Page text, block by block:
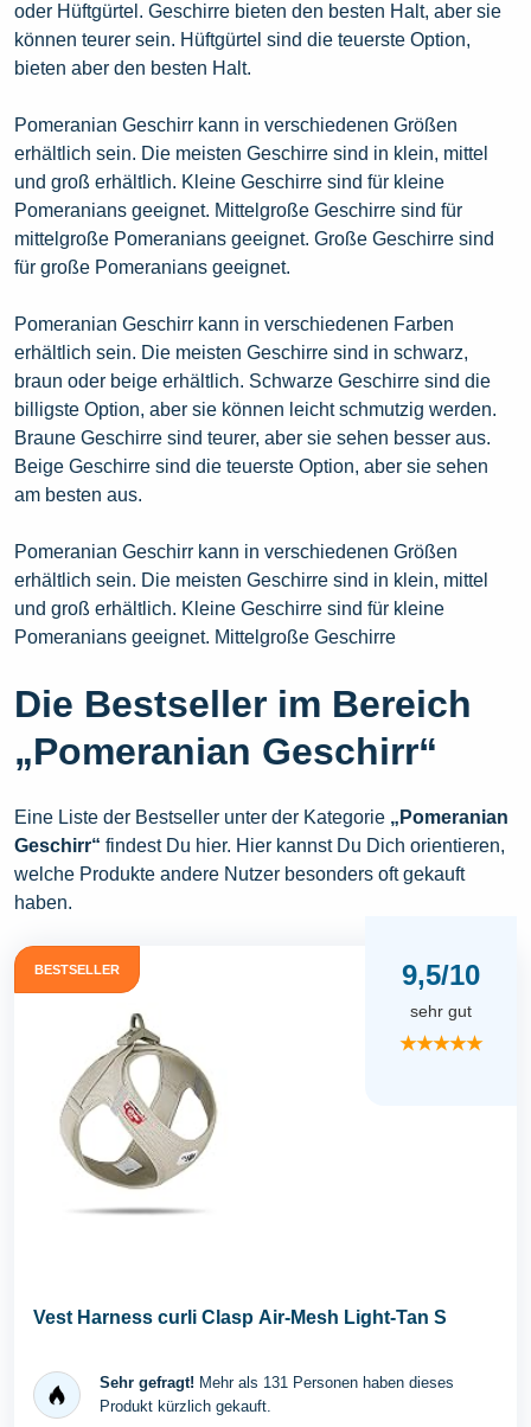
oder Hüftgürtel. Geschirre bieten den besten Halt, aber sie
können teurer sein. Hüftgürtel sind die teuerste Option,
bieten aber den besten Halt.
Pomeranian Geschirr kann in verschiedenen Größen
erhältlich sein. Die meisten Geschirre sind in klein, mittel
und groß erhältlich. Kleine Geschirre sind für kleine
Pomeranians geeignet. Mittelgroße Geschirre sind für
mittelgroße Pomeranians geeignet. Große Geschirre sind
für große Pomeranians geeignet.
Pomeranian Geschirr kann in verschiedenen Farben
erhältlich sein. Die meisten Geschirre sind in schwarz,
braun oder beige erhältlich. Schwarze Geschirre sind die
billigste Option, aber sie können leicht schmutzig werden.
Braune Geschirre sind teurer, aber sie sehen besser aus.
Beige Geschirre sind die teuerste Option, aber sie sehen
am besten aus.
Pomeranian Geschirr kann in verschiedenen Größen
erhältlich sein. Die meisten Geschirre sind in klein, mittel
und groß erhältlich. Kleine Geschirre sind für kleine
Pomeranians geeignet. Mittelgroße Geschirre
Die Bestseller im Bereich
„Pomeranian Geschirr“
Eine Liste der Bestseller unter der Kategorie „Pomeranian
Geschirr“ findest Du hier. Hier kannst Du Dich orientieren,
welche Produkte andere Nutzer besonders oft gekauft
haben.
BESTSELLER 9,5/10
sehr gut
★★★★★
Vest Harness curli Clasp Air-Mesh Light-Tan S
Sehr gefragt! Mehr als 131 Personen haben dieses
Produkt kürzlich gekauft.